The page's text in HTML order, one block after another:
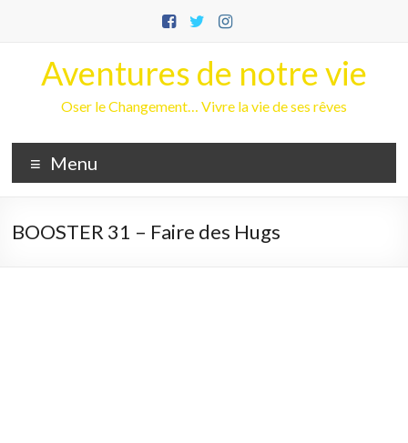
Aventures de notre vie
Oser le Changement… Vivre la vie de ses rêves
Menu
BOOSTER 31 – Faire des Hugs